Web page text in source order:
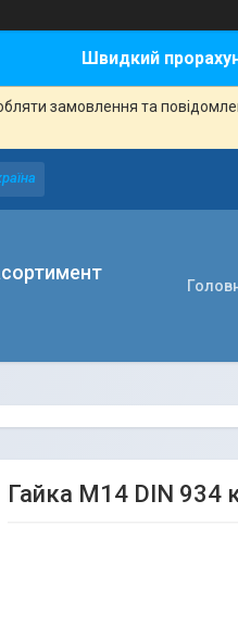
Швидкий
замовлення та
Гайка M14 DIN 934